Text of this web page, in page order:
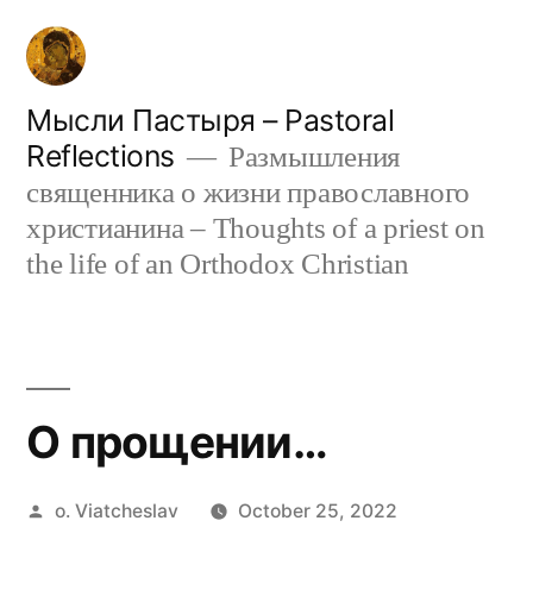
Skip
content
Мысли Пастыря – Pastoral
Reflections
Размышления
священника о жизни православного
христианина – Thoughts of a priest on
the life of an Orthodox Christian
О прощении…
Posted
o. Viatcheslav October 25, 2022